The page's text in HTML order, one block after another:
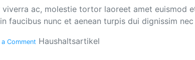
ac, molestie tortor laoreet amet euismod
faucibus nunc et aenean turpis dui dignissim
Comment Haushaltsartikel